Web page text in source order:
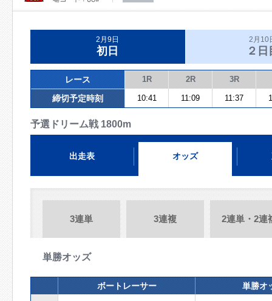
2月9日
初日
2月10
２日
レース 1R 2R 3R
締切予定時刻 10:41 11:09 11:37
予選ドリーム戦 1800m
出走表 オッズ
3連単 3連複 2連単・2連
単勝オッズ
ボートレーサー 単勝オ